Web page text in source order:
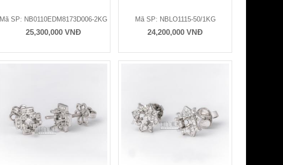
Mã SP: NB0110EDM8173D006-2KG
25,300,000 VNĐ
Mã SP: NBLO1115-50/1KG
24,200,000 VNĐ